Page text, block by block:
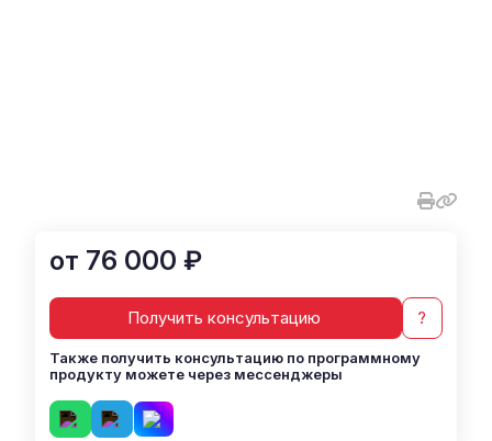
от 76 000 ₽
Получить консультацию ?
Также получить консультацию по программному
продукту можете через мессенджеры